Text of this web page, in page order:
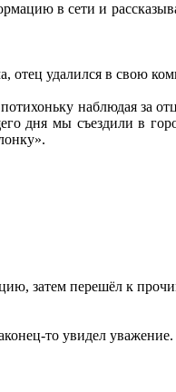
в сети и
отец удалился в свою
наблюдая за
дня мы съездили в
затем перешёл к
то увидел уважение.